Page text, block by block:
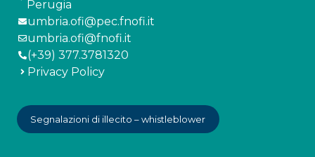
Perugia
umbria.ofi@pec.fnofi.it
umbria.ofi@fnofi.it
(+39) 377.3781320
Privacy Policy
Segnalazioni di illecito – whistleblower